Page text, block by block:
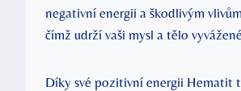
negativní energii a škodlivým
čímž udrží vaši mysl a tělo
Díky své pozitivní energii Hematit